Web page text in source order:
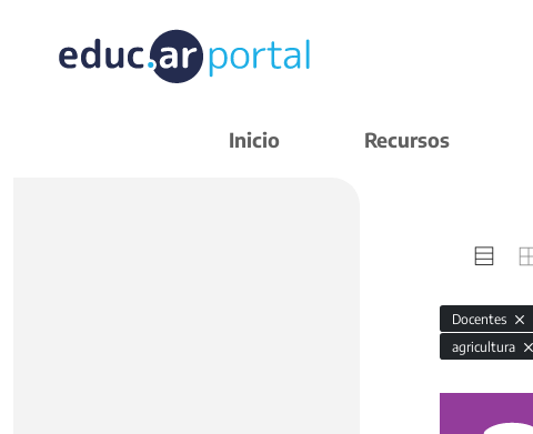
Inicio Recursos
Docentes
agricultura